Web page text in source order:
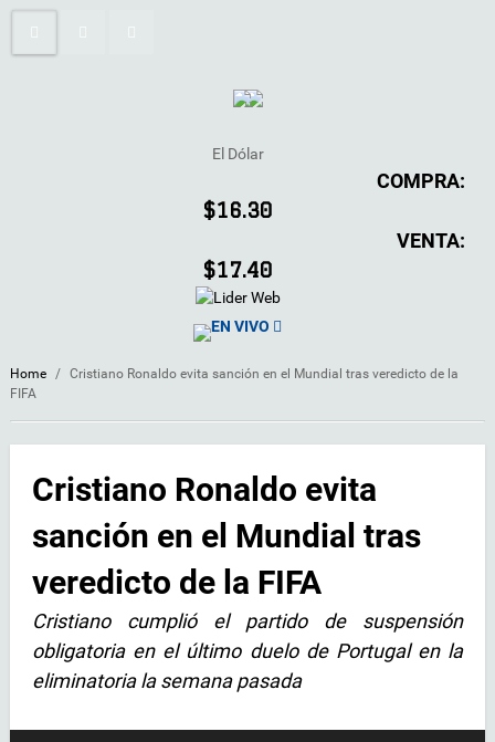
El Dólar
COMPRA:
$16.30
VENTA:
$17.40
EN VIVO
Home / Cristiano Ronaldo evita sanción en el Mundial tras veredicto de la
FIFA
Cristiano Ronaldo evita
sanción en el Mundial tras
veredicto de la FIFA
Cristiano cumplió el partido de suspensión
obligatoria en el último duelo de Portugal en la
eliminatoria la semana pasada